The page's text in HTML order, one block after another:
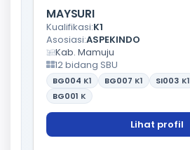
MAYSURI
Kualifikasi:K1
Asosiasi:ASPEKINDO
Kab. Mamuju
12 bidang SBU
BG004 K1 BG007 K1 SI003 K1
BG001 K
Lihat profil